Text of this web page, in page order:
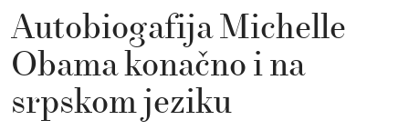
Autobiogafija Michelle
Obama konačno i na
srpskom jeziku